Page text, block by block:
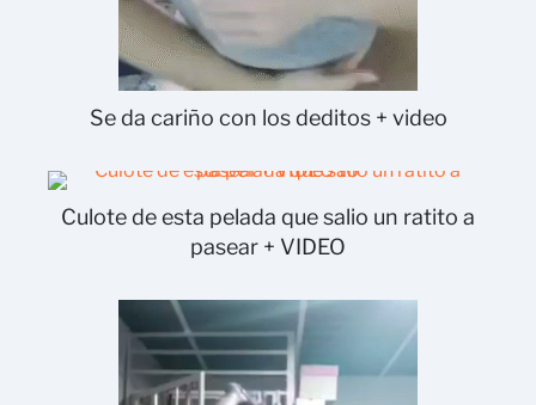
Se da cariño con los deditos + video
Culote de esta pelada que salio un ratito a
pasear + VIDEO